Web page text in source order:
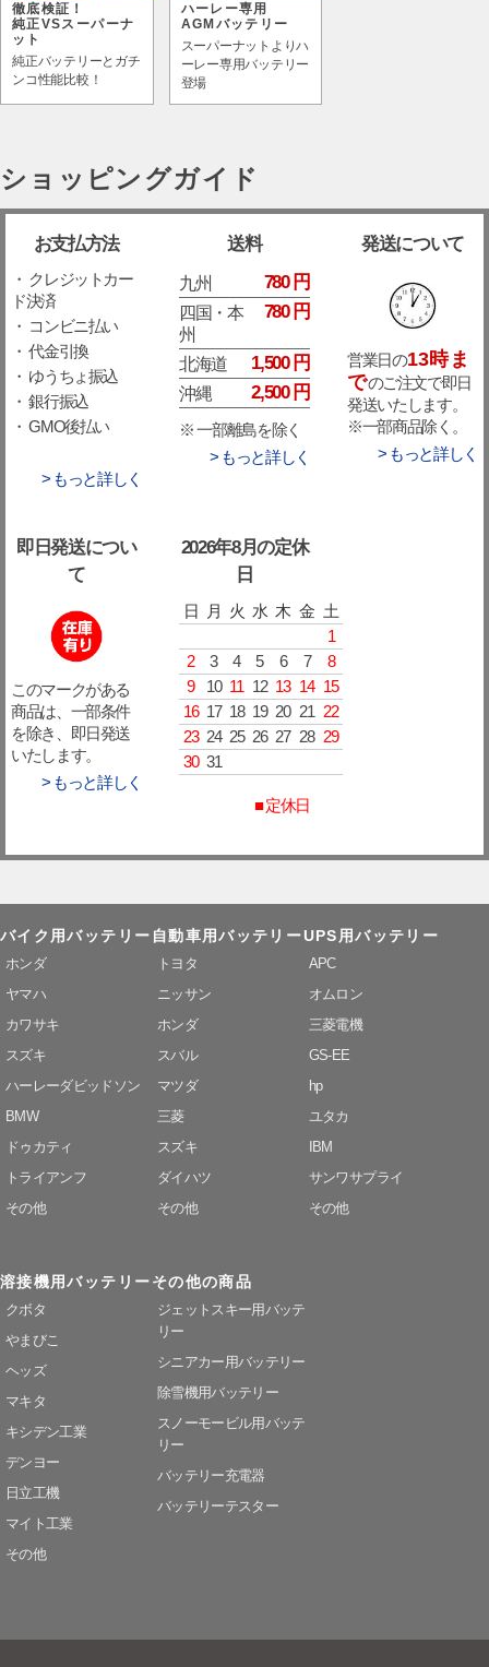
徹底検証！
純正VSスーパーナ
ット
純正バッテリーとガチ
ンコ性能比較！
ハーレー専用
AGMバッテリー
スーパーナットよりハ
ーレー専用バッテリー
登場
ショッピングガイド
お支払方法
・ クレジットカー
ド決済
・ コンビニ払い
・ 代金引換
・ ゆうちょ振込
・ 銀行振込
・ GMO後払い
> もっと詳しく
送料
九州 780 円
四国・本
州
780 円
北海道 1,500 円
沖縄 2,500 円
※ 一部離島を除く
> もっと詳しく
発送について
営業日の13時ま
でのご注文で即日
発送いたします。
※一部商品除く。
> もっと詳しく
即日発送につい
て
このマークがある
商品は、一部条件
を除き、即日発送
いたします。
> もっと詳しく
2026年8月の定休
日
日 月 火 水 木 金 土
1
2
3 4 5 6 7
8
9
10 11 12 13 14 15
16 17 18 19 20 21 22
23 24 25 26 27 28 29
30 31
■ 定休日
バイク用バッテリー
ホンダ
ヤマハ
カワサキ
スズキ
ハーレーダビッドソン
BMW
ドゥカティ
トライアンフ
その他
自動車用バッテリー
トヨタ
ニッサン
ホンダ
スバル
マツダ
三菱
スズキ
ダイハツ
その他
UPS用バッテリー
APC
オムロン
三菱電機
GS-EE
hp
ユタカ
IBM
サンワサプライ
その他
溶接機用バッテリー
クボタ
やまびこ
ヘッズ
マキタ
キシデン工業
デンヨー
日立工機
マイト工業
その他
その他の商品
ジェットスキー用バッテ
リー
シニアカー用バッテリー
除雪機用バッテリー
スノーモービル用バッテ
リー
バッテリー充電器
バッテリーテスター